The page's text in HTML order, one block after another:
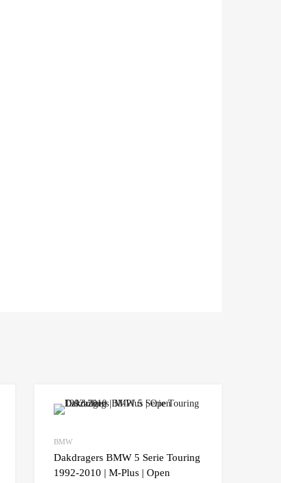
Add to Wishlist
BMW
Dakdragers BMW 5 Serie Touring
1992-2010 | M-Plus | Open